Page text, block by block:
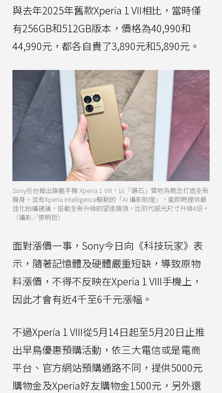
與去年2025年舊款Xperia 1 VII相比，當時僅
有256GB和512GB版本，價格為40,990和
44,990元，都各自貴了3,890元和5,890元。
Sony在台推出旗艦手機 Xperia 1 VIII，以「礦石」質地為概念打造全新
機身，並有Xperia Intelligence驅動的「AI 攝影助理」，能即時提供最
佳化拍攝建議，搭載全新升級的望遠鏡頭，比前代感光尺寸升級4倍。
（攝影／張明哲）
面對漲價一事，Sony今日向《科技玩家》表
示，隨著記憶體及硬體嚴重短缺，導致原物
料漲價，不得不反映在Xperia 1 VIII手機上，
因此才會有近4千至6千元漲幅。
不過Xperia 1 VIII從5月14日起至5月20日止推
出早鳥優惠預購活動，依三大電信或是電商
平台、官方網站預購通路不同，提供5000元
購物金及Xperia好友購物金1500元，另外還